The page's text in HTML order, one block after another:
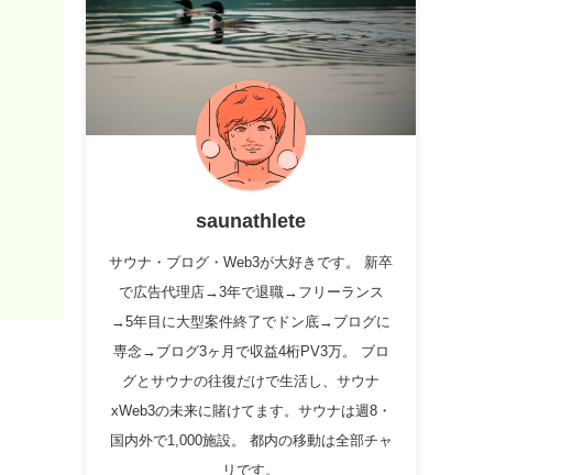
saunathlete
サウナ・ブログ・Web3が大好きです。 新卒
で広告代理店→3年で退職→フリーランス
→5年目に大型案件終了でドン底→ブログに
専念→ブログ3ヶ月で収益4桁PV3万。 ブロ
グとサウナの往復だけで生活し、サウナ
xWeb3の未来に賭けてます。サウナは週8・
国内外で1,000施設。 都内の移動は全部チャ
リです。